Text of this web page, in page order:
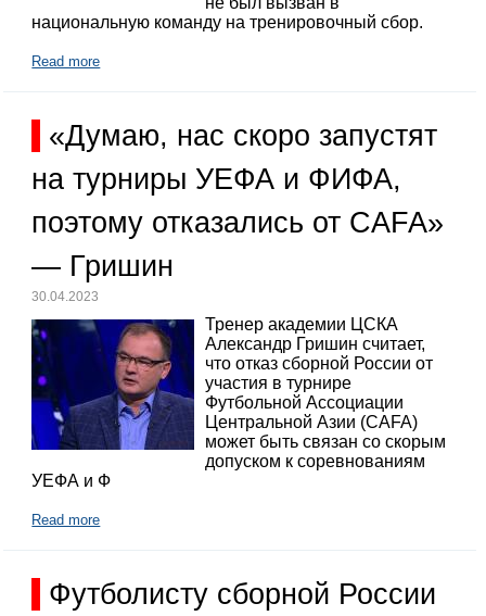
национальную команду на тренировочный сбор.
Read more
«Думаю, нас скоро запустят
на турниры УЕФА и ФИФА,
поэтому отказались от CAFA»
— Гришин
30.04.2023
Тренер академии ЦСКА
Александр Гришин считает,
что отказ сборной России от
участия в турнире
Футбольной Ассоциации
Центральной Азии (CAFA)
может быть связан со скорым
допуском к соревнованиям
УЕФА и Ф
Read more
Футболисту сборной России